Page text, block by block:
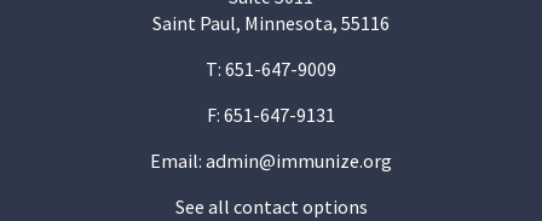
Saint Paul, Minnesota, 55116
T: 651-647-9009
F: 651-647-9131
Email: admin@immunize.org
See all contact options